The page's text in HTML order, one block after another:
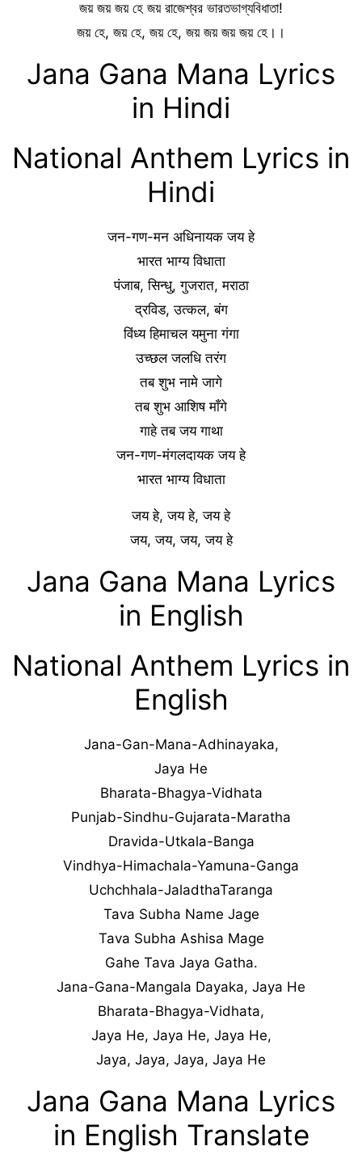
জয় জয় জয় হে জয় রাজেশ্বর ভারতভাগ্যবিধাতা!
জয় হে, জয় হে, জয় হে, জয় জয় জয় জয় হে।।
Jana Gana Mana Lyrics
in Hindi
National Anthem Lyrics in
Hindi
जन-गण-मन अधिनायक जय हे
भारत भाग्य विधाता
पंजाब, सिन्धु, गुजरात, मराठा
द्रविड, उत्कल, बंग
विंध्य हिमाचल यमुना गंगा
उच्छल जलधि तरंग
तब शुभ नामे जागे
तब शुभ आशिष माँगे
गाहे तब जय गाथा
जन-गण-मंगलदायक जय हे
भारत भाग्य विधाता
जय हे, जय हे, जय हे
जय, जय, जय, जय हे
Jana Gana Mana Lyrics
in English
National Anthem Lyrics in
English
Jana-Gan-Mana-Adhinayaka,
Jaya He
Bharata-Bhagya-Vidhata
Punjab-Sindhu-Gujarata-Maratha
Dravida-Utkala-Banga
Vindhya-Himachala-Yamuna-Ganga
Uchchhala-JaladthaTaranga
Tava Subha Name Jage
Tava Subha Ashisa Mage
Gahe Tava Jaya Gatha.
Jana-Gana-Mangala Dayaka, Jaya He
Bharata-Bhagya-Vidhata,
Jaya He, Jaya He, Jaya He,
Jaya, Jaya, Jaya, Jaya He
Jana Gana Mana Lyrics
in English Translate